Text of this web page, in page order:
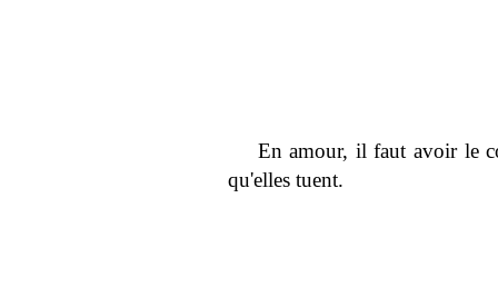
En amour, il faut avoir le
qu'elles tuent.